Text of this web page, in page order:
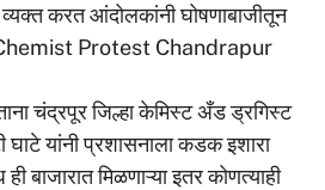
करत आंदोलकांनी घोषणाबाजीतून
Chemist Protest Chandrapur
चंद्रपूर जिल्हा केमिस्ट अँड ड्रगिस्ट
यांनी प्रशासनाला कडक इशारा
बाजारात मिळणाऱ्या इतर कोणत्याही